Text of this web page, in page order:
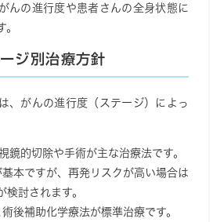
んの進行度や患者さんの全身状態に
ジ別治療方針
、がんの進行度（ステージ）によっ
鏡的切除や手術が主な治療法です。
基本ですが、再発リスクが高い場合は
検討されます。
後補助化学療法が標準治療です。